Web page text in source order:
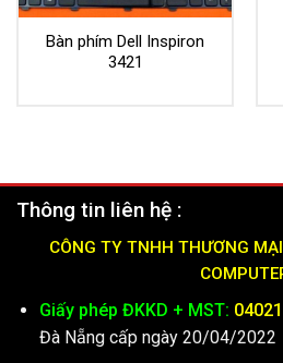
Bàn phím Dell Inspiron
3421
Thông tin liên hệ :
CÔNG TY TNHH THƯƠNG
Giấy phép ĐKKD + MST:
Đà Nẵng cấp ngày 20/04/2022